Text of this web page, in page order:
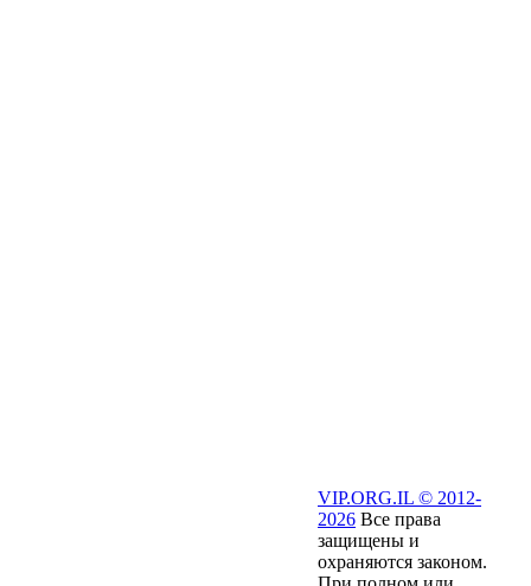
VIP.ORG.IL © 2012-
2026 Все права
защищены и
охраняются законом.